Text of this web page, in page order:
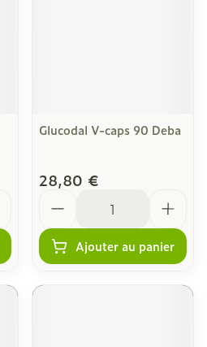
Glucodal V-caps 90 Deba
28,80 €
Ajouter au panier